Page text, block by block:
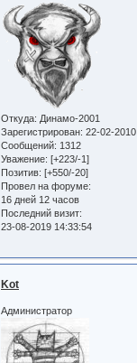
Откуда: Динамо-2001
Зарегистрирован: 22-02-2010
Сообщений: 1312
Уважение: [+223/-1]
Позитив: [+550/-20]
Провел на форуме:
16 дней 12 часов
Последний визит:
23-08-2019 14:33:54
Kot
Администратор